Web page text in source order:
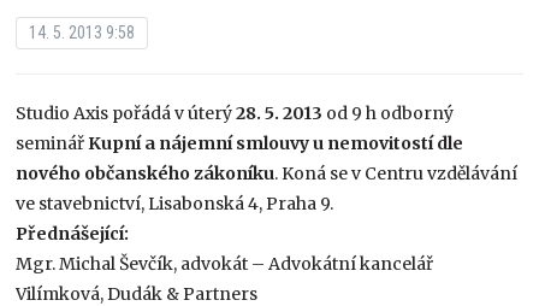
14. 5. 2013 9:58
Studio Axis pořádá v úterý28. 5. 2013 od 9 h odborný
seminář Kupní a nájemní smlouvy u nemovitostí dle
nového občanského zákoníku. Koná se v Centru vzdělávání
ve stavebnictví, Lisabonská 4, Praha 9.
Přednášející:
Mgr. Michal Ševčík, advokát – Advokátní kancelář
Vilímková, Dudák & Partners